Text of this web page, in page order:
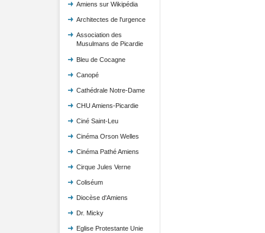
Amiens sur Wikipédia
Architectes de l'urgence
Association des
Musulmans de Picardie
Bleu de Cocagne
Canopé
Cathédrale Notre-Dame
CHU Amiens-Picardie
Ciné Saint-Leu
Cinéma Orson Welles
Cinéma Pathé Amiens
Cirque Jules Verne
Coliséum
Diocèse d'Amiens
Dr. Micky
Eglise Protestante Unie